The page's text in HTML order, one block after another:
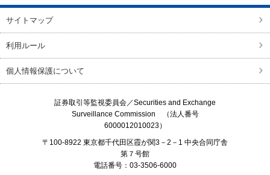
サイトマップ
利用ルール
個人情報保護について
証券取引等監視委員会／Securities and Exchange
Surveillance Commission （法人番号
6000012010023）
〒100-8922 東京都千代田区霞が関3－2－1 中央合同庁舎
第７号館
電話番号：03-3506-6000